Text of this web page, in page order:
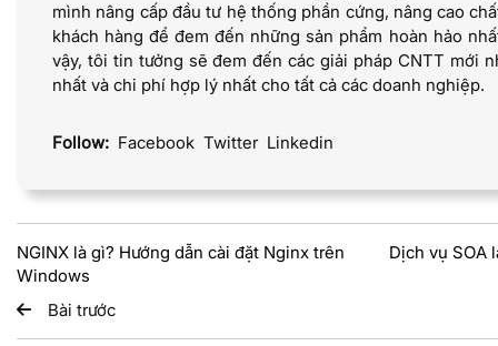
mình nâng cấp đầu tư hệ thống phần cứng, nâng cao
khách hàng để đem đến những sản phẩm hoàn hảo
vậy, tôi tin tưởng sẽ đem đến các giải pháp CNTT mới
nhất và chi phí hợp lý nhất cho tất cả các doanh nghiệp.
Follow: Facebook Twitter Linkedin
NGINX là gì? Hướng dẫn cài đặt Nginx trên
Windows
Bài trước
Dịch vụ SOA